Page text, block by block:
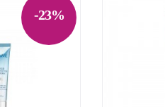
-23%